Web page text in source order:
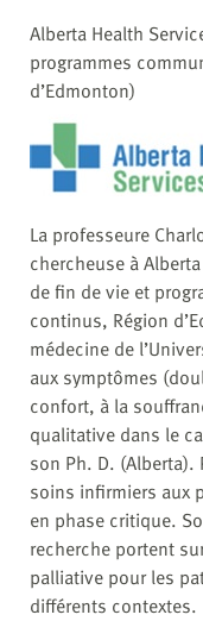
Alberta Health
programmes
d’Edmonton)
La professeure
chercheuse à
de fin de vie et
continus, Région
médecine de
aux symptômes
confort, à la
qualitative dans le
son Ph. D.
soins infirmiers aux
en phase critique.
recherche portent
palliative pour les
différents contextes.